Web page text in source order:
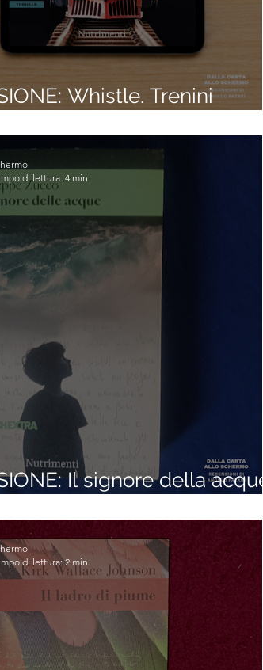
Whistle. Trenini
Il signore della acque
di lettura: 4 min
di lettura: 2 min